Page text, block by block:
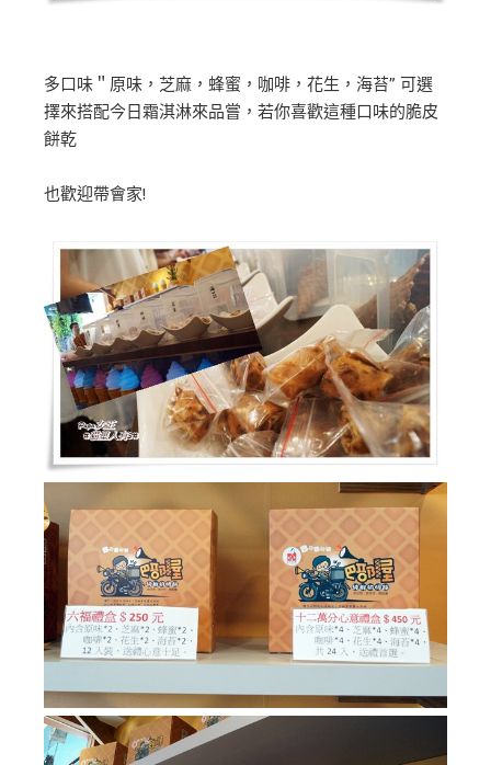
多口味＂原味，芝麻，蜂蜜，咖啡，花生，海苔” 可選
擇來搭配今日霜淇淋來品嘗，若你喜歡這種口味的脆皮
餅乾
也歡迎帶會家!